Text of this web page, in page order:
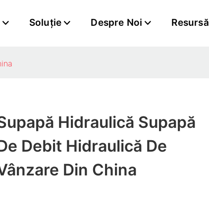
Soluţie Despre Noi Resursă
Hidraulică Supapă
Debit Hidraulică De
Din China